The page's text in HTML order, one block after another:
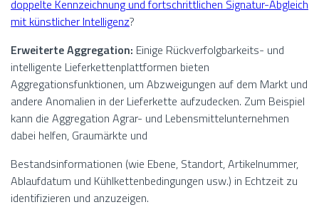
doppelte Kennzeichnung und fortschrittlichen Signatur-Abgleich
mit künstlicher Intelligenz?
Erweiterte Aggregation: Einige Rückverfolgbarkeits- und
intelligente Lieferkettenplattformen bieten
Aggregationsfunktionen, um Abzweigungen auf dem Markt und
andere Anomalien in der Lieferkette aufzudecken. Zum Beispiel
kann die Aggregation Agrar- und Lebensmittelunternehmen
dabei helfen, Graumärkte und
Bestandsinformationen (wie Ebene, Standort, Artikelnummer,
Ablaufdatum und Kühlkettenbedingungen usw.) in Echtzeit zu
identifizieren und anzuzeigen.